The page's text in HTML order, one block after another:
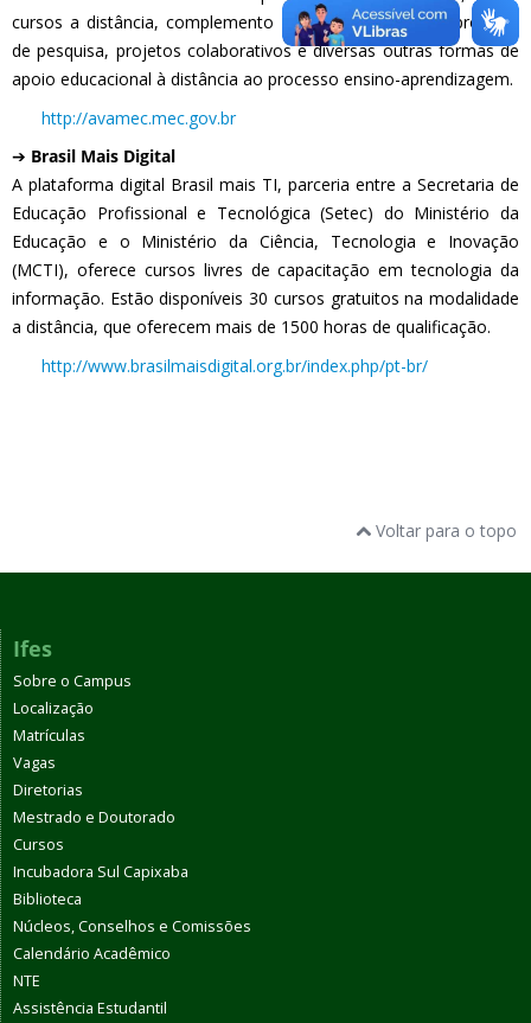
cursos a distância, complemento a cursos presenciais, projetos
de pesquisa, projetos colaborativos e diversas outras formas de
apoio educacional à distância ao processo ensino-aprendizagem.
http://avamec.mec.gov.br
➔ Brasil Mais Digital
A plataforma digital Brasil mais TI, parceria entre a Secretaria de
Educação Profissional e Tecnológica (Setec) do Ministério da
Educação e o Ministério da Ciência, Tecnologia e Inovação
(MCTI), oferece cursos livres de capacitação em tecnologia da
informação. Estão disponíveis 30 cursos gratuitos na modalidade
a distância, que oferecem mais de 1500 horas de qualificação.
http://www.brasilmaisdigital.org.br/index.php/pt-br/
Voltar para o topo
Ifes
Sobre o Campus
Localização
Matrículas
Vagas
Diretorias
Mestrado e Doutorado
Cursos
Incubadora Sul Capixaba
Biblioteca
Núcleos, Conselhos e Comissões
Calendário Acadêmico
NTE
Assistência Estudantil